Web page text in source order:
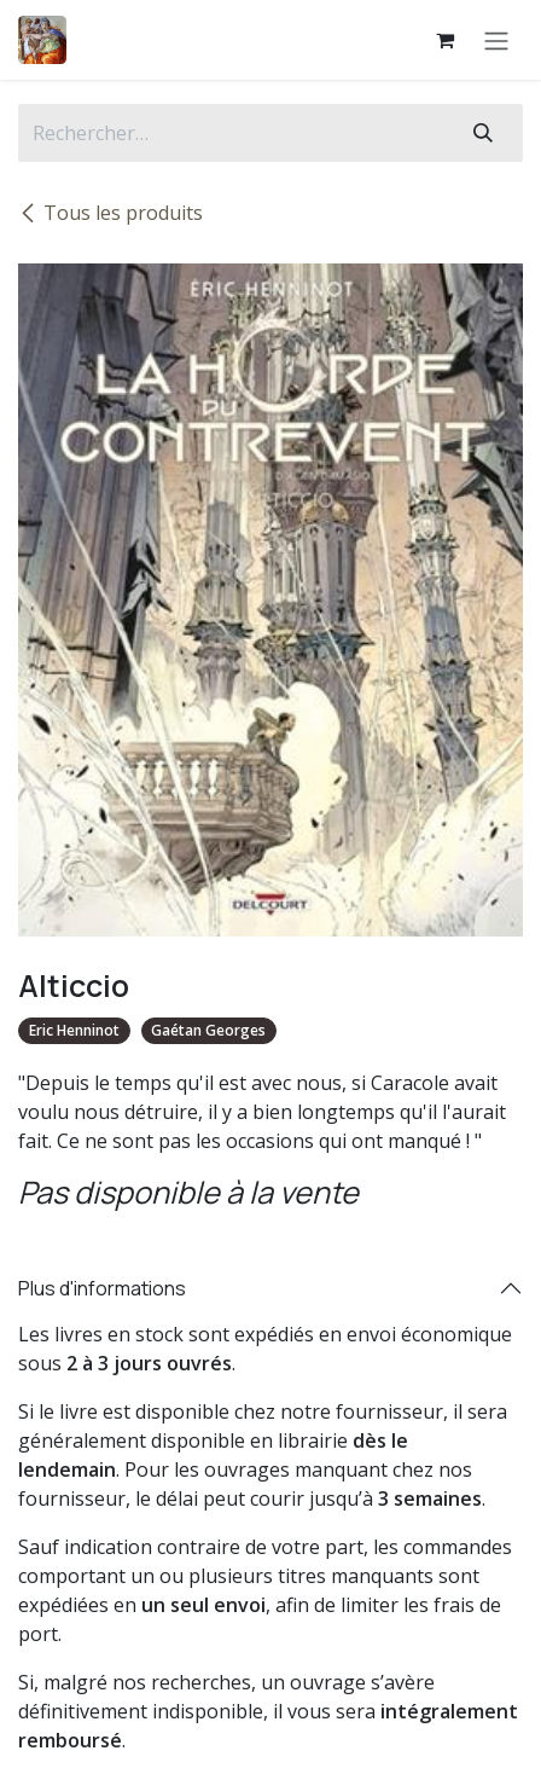
Se rendre au contenu
Tous les produits
Alticcio
Eric Henninot Gaétan Georges
"Depuis le temps qu'il est avec nous, si Caracole avait
voulu nous détruire, il y a bien longtemps qu'il l'aurait
fait. Ce ne sont pas les occasions qui ont manqué ! "
Pas disponible à la vente
Plus d'informations
Les livres en stock sont expédiés en envoi économique
sous 2 à 3 jours ouvrés.
Si le livre est disponible chez notre fournisseur, il sera
généralement disponible en librairie dès le
lendemain. Pour les ouvrages manquant chez nos
fournisseur, le délai peut courir jusqu’à 3 semaines.
Sauf indication contraire de votre part, les commandes
comportant un ou plusieurs titres manquants sont
expédiées en un seul envoi, afin de limiter les frais de
port.
Si, malgré nos recherches, un ouvrage s’avère
définitivement indisponible, il vous sera intégralement
remboursé.